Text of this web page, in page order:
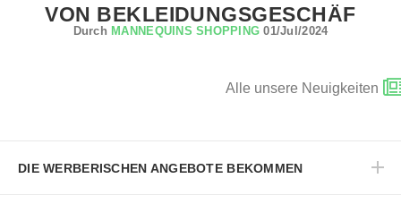
VON BEKLEIDUNGSGESCHÄF
Durch MANNEQUINS SHOPPING 01/Jul/2024
Alle unsere Neuigkeiten
DIE WERBERISCHEN ANGEBOTE BEKOMMEN